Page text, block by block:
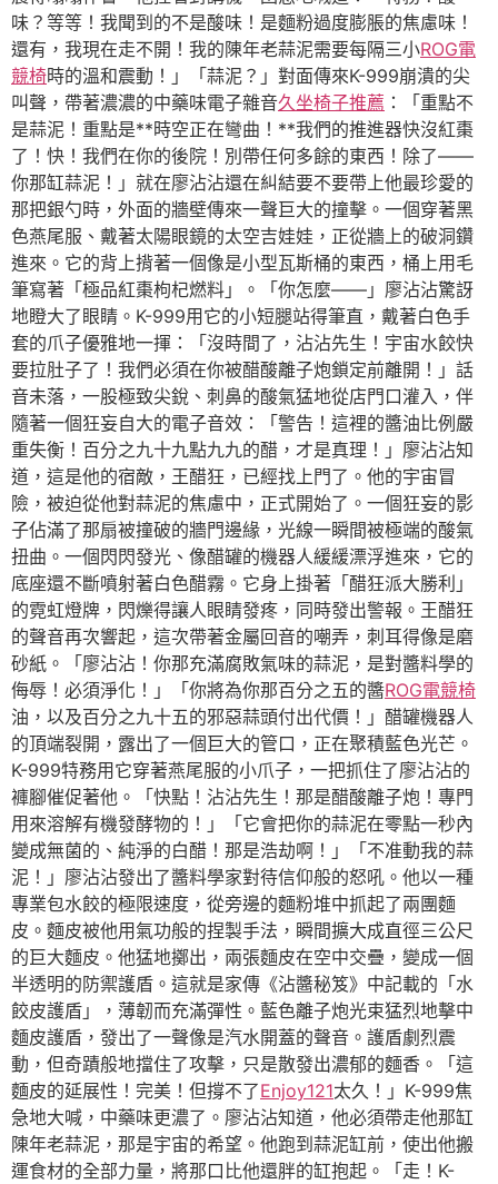
味？等等！我聞到的不是酸味！是麵粉過度膨脹的焦慮味！
還有，我現在走不開！我的陳年老蒜泥需要每隔三小ROG電
競椅時的溫和震動！」「蒜泥？」對面傳來K-999崩潰的尖
叫聲，帶著濃濃的中藥味電子雜音久坐椅子推薦 ：「重點不
是蒜泥！重點是**時空正在彎曲！**我們的推進器快沒紅棗
了！快！我們在你的後院！別帶任何多餘的東西！除了——
你那缸蒜泥！」就在廖沾沾還在糾結要不要帶上他最珍愛的
那把銀勺時，外面的牆壁傳來一聲巨大的撞擊。一個穿著黑
色燕尾服、戴著太陽眼鏡的太空吉娃娃，正從牆上的破洞鑽
進來。它的背上揹著一個像是小型瓦斯桶的東西，桶上用毛
筆寫著「極品紅棗枸杞燃料」。「你怎麼——」廖沾沾驚訝
地瞪大了眼睛。K-999用它的小短腿站得筆直，戴著白色手
套的爪子優雅地一揮：「沒時間了，沾沾先生！宇宙水餃快
要拉肚子了！我們必須在你被醋酸離子炮鎖定前離開！」話
音未落，一股極致尖銳、刺鼻的酸氣猛地從店門口灌入，伴
隨著一個狂妄自大的電子音效：「警告！這裡的醬油比例嚴
重失衡！百分之九十九點九九的醋，才是真理！」廖沾沾知
道，這是他的宿敵，王醋狂，已經找上門了。他的宇宙冒
險，被迫從他對蒜泥的焦慮中，正式開始了。一個狂妄的影
子佔滿了那扇被撞破的牆門邊緣，光線一瞬間被極端的酸氣
扭曲。一個閃閃發光、像醋罐的機器人緩緩漂浮進來，它的
底座還不斷噴射著白色醋霧。它身上掛著「醋狂派大勝利」
的霓虹燈牌，閃爍得讓人眼睛發疼，同時發出警報。王醋狂
的聲音再次響起，這次帶著金屬回音的嘲弄，刺耳得像是磨
砂紙。「廖沾沾！你那充滿腐敗氣味的蒜泥，是對醬料學的
侮辱！必須淨化！」「你將為你那百分之五的醬ROG電競椅
油，以及百分之九十五的邪惡蒜頭付出代價！」醋罐機器人
的頂端裂開，露出了一個巨大的管口，正在聚積藍色光芒。
K-999特務用它穿著燕尾服的小爪子，一把抓住了廖沾沾的
褲腳催促著他。「快點！沾沾先生！那是醋酸離子炮！專門
用來溶解有機發酵物的！」「它會把你的蒜泥在零點一秒內
變成無菌的、純淨的白醋！那是浩劫啊！」「不准動我的蒜
泥！」廖沾沾發出了醬料學家對待信仰般的怒吼。他以一種
專業包水餃的極限速度，從旁邊的麵粉堆中抓起了兩團麵
皮。麵皮被他用氣功般的捏製手法，瞬間擴大成直徑三公尺
的巨大麵皮。他猛地擲出，兩張麵皮在空中交疊，變成一個
半透明的防禦護盾。這就是家傳《沾醬秘笈》中記載的「水
餃皮護盾」，薄韌而充滿彈性。藍色離子炮光束猛烈地擊中
麵皮護盾，發出了一聲像是汽水開蓋的聲音。護盾劇烈震
動，但奇蹟般地擋住了攻擊，只是散發出濃郁的麵香。「這
麵皮的延展性！完美！但撐不了Enjoy121太久！」K-999焦
急地大喊，中藥味更濃了。廖沾沾知道，他必須帶走他那缸
陳年老蒜泥，那是宇宙的希望。他跑到蒜泥缸前，使出他搬
運食材的全部力量，將那口比他還胖的缸抱起。「走！K-